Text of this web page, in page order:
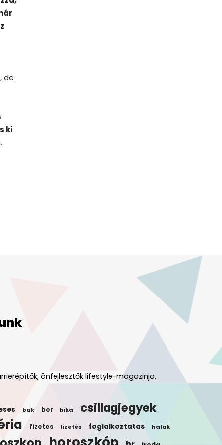
de
ki
önfejlesztők lifestyle-magazinja.
bak ber bika csillagjegyek
fizetes fizetés foglalkoztatas halak